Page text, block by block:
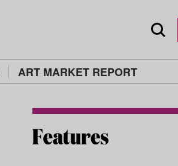
ART MARKET REPORT